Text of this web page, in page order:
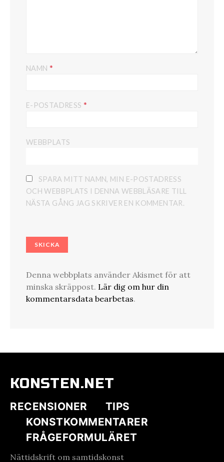
NAMN *
E-POSTADRESS *
WEBBPLATS
SPARA MITT NAMN, MIN E-POSTADRESS
OCH WEBBPLATS I DENNA WEBBLÄSARE TILL
NÄSTA GÅNG JAG SKRIVER EN KOMMENTAR.
Denna webbplats använder Akismet för att
minska skräppost. Lär dig om hur din
kommentarsdata bearbetas.
KONSTEN.NET
RECENSIONER
TIPS
KONSTKOMMENTARER
FRÅGEFORMULÄRET
Nättidskrift om samtidskonst